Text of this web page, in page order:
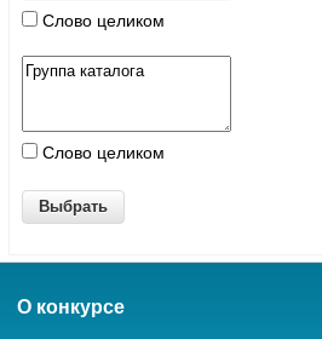
Слово целиком
Слово целиком
О конкурсе